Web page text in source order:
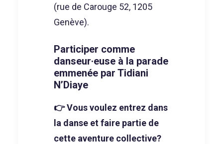
(rue de Carouge 52, 1205
Genève).
Participer comme
danseur·euse à la parade
emmenée par Tidiani
N’Diaye
👉 Vous voulez entrez dans
la danse et faire partie de
cette aventure collective?